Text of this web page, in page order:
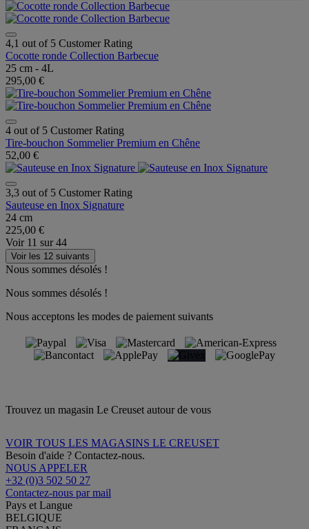
4,1 out of 5 Customer Rating
Cocotte ronde Collection Barbecue
25 cm - 4L
295,00 €
4 out of 5 Customer Rating
Tire-bouchon Sommelier Premium en Chêne
52,00 €
3,3 out of 5 Customer Rating
Sauteuse en Inox Signature
24 cm
225,00 €
Voir 11 sur44
Voir les 12 suivants
Nous sommes désolés !
Nous sommes désolés !
Nous acceptons les modes de paiement suivants
Trouvez un magasin Le Creuset autour de vous
VOIR TOUS LES MAGASINS LE CREUSET
Besoin d'aide ? Contactez-nous.
NOUS APPELER
+32 (0)3 502 50 27
Contactez-nous par mail
Pays et Langue
BELGIQUE